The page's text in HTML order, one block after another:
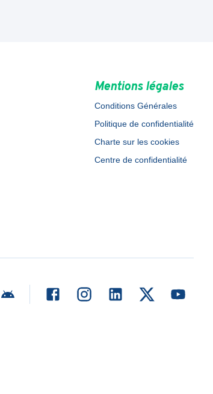
Mentions légales
Conditions Générales
Politique de confidentialité
Charte sur les cookies
Centre de confidentialité